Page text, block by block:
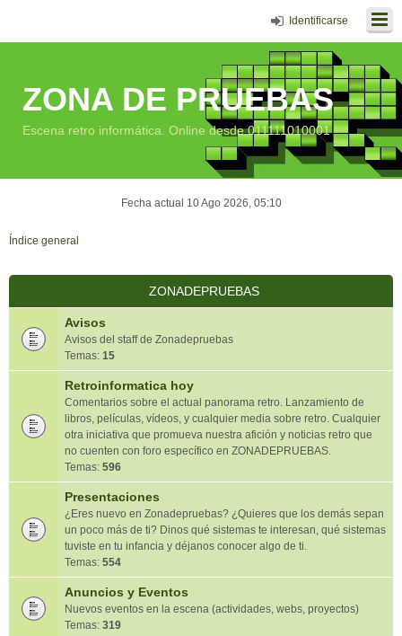
Identificarse
ZONA DE PRUEBAS
Escena retro informática. Online desde 011111010001
Fecha actual 10 Ago 2026, 05:10
Índice general
ZONADEPRUEBAS
Avisos
Avisos del staff de Zonadepruebas
Temas: 15
Retroinformatica hoy
Comentarios sobre el actual panorama retro. Lanzamiento de
libros, películas, vídeos, y cualquier media sobre retro. Cualquier
otra iniciativa que promueva nuestra afición y noticias retro que
no cuenten con foro específico en ZONADEPRUEBAS.
Temas: 596
Presentaciones
¿Eres nuevo en Zonadepruebas? ¿Quieres que los demás sepan
un poco más de ti? Dinos qué sistemas te interesan, qué sistemas
tuviste en tu infancia y déjanos conocer algo de ti.
Temas: 554
Anuncios y Eventos
Nuevos eventos en la escena (actividades, webs, proyectos)
Temas: 319